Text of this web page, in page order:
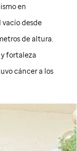
en
vacío desde
de altura.
fortaleza
cáncer a los